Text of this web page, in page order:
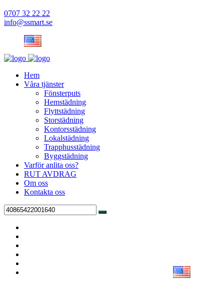
0707 32 22 22
info@ssmart.se
Hem
Våra tjänster
Fönsterputs
Hemstädning
Flyttstädning
Storstädning
Kontorsstädning
Lokalstädning
Trapphusstädning
Byggstädning
Varför anlita oss?
RUT AVDRAG
Om oss
Kontakta oss